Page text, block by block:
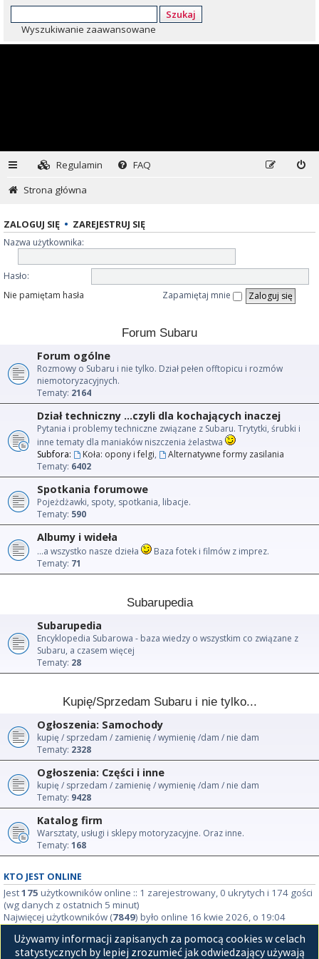
Szukaj
Wyszukiwanie zaawansowane
Regulamin
FAQ
Strona główna
ZALOGUJ SIĘ • ZAREJESTRUJ SIĘ
Nazwa użytkownika:
Hasło:
Nie pamiętam hasła
Zapamiętaj mnie
Forum Subaru
Forum ogólne
Rozmowy o Subaru i nie tylko. Dział pełen offtopicu i rozmów
niemotoryzacyjnych.
Tematy: 2164
Dział techniczny ...czyli dla kochających inaczej
Pytania i problemy techniczne związane z Subaru. Trytytki, śrubki i
inne tematy dla maniaków niszczenia żelastwa
Subfora:
Koła: opony i felgi,
Alternatywne formy zasilania
Tematy: 6402
Spotkania forumowe
Pojeżdżawki, spoty, spotkania, libacje.
Tematy: 590
Albumy i wideła
...a wszystko nasze dzieła
Baza fotek i filmów z imprez.
Tematy: 71
Subarupedia
Subarupedia
Encyklopedia Subarowa - baza wiedzy o wszystkim co związane z
Subaru, a czasem więcej
Tematy: 28
Kupię/Sprzedam Subaru i nie tylko...
Ogłoszenia: Samochody
kupię / sprzedam / zamienię / wymienię /dam / nie dam
Tematy: 2328
Ogłoszenia: Części i inne
kupię / sprzedam / zamienię / wymienię /dam / nie dam
Tematy: 9428
Katalog firm
Warsztaty, usługi i sklepy motoryzacyjne. Oraz inne.
Tematy: 168
KTO JEST ONLINE
Jest175 użytkowników online :: 1 zarejestrowany, 0 ukrytych i 174 gości
(wg danych z ostatnich 5 minut)
Najwięcej użytkowników (7849) było online 16 kwie 2026, o 19:04
STATYSTYKI
Używamy informacji zapisanych za pomocą cookies w celach
statystycznych by lepiej zrozumieć jak odwiedzający używają